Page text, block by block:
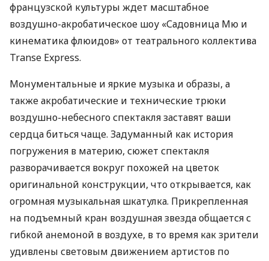
французской культуры ждет масштабное
воздушно-акробатическое шоу «Садовница Мю и
кинематика флюидов» от театрального коллектива
Transe Express.
Монументальные и яркие музыка и образы, а
также акробатические и технические трюки
воздушно-небесного спектакля заставят ваши
сердца биться чаще. Задуманный как история
погружения в материю, сюжет спектакля
разворачивается вокруг похожей на цветок
оригинальной конструкции, что открывается, как
огромная музыкальная шкатулка. Прикрепленная
на подъемный кран воздушная звезда общается с
гибкой анемоной в воздухе, в то время как зрители
удивлены световым движением артистов по